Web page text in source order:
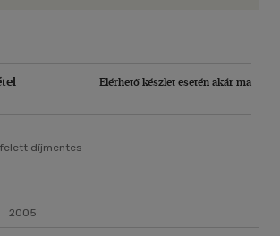
Elérhető készlet esetén akár ma
díjmentes
2005